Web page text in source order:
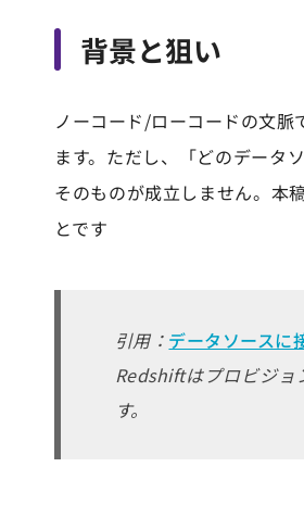
背景と狙い
ノーコード/ローコードの文
ます。ただし、「どのデータ
そのものが成立しません。本
とです
引用： データソースに
Redshiftはプロビジ
す。